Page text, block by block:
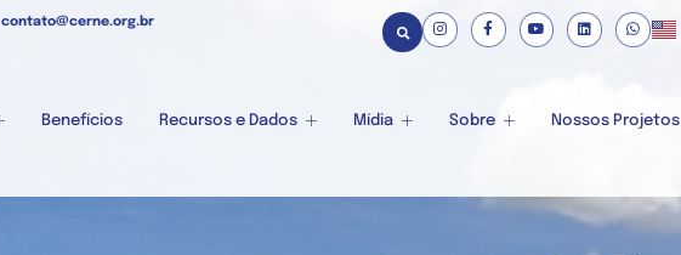
contato@cerne.org.br
Benefícios Recursos e Dados Mídia Sobre Nossos Projetos